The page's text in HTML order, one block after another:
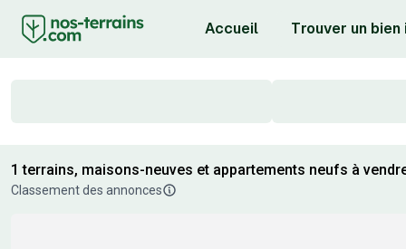
Accueil Trouver un
1 terrains, maisons-neuves et appartements neufs à
Classement des annonces